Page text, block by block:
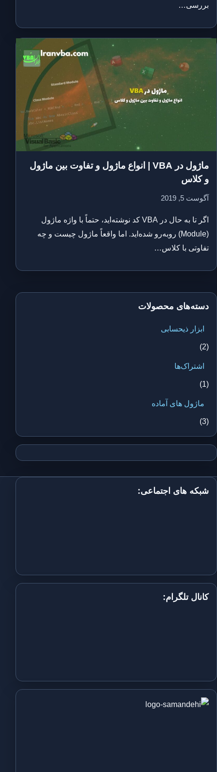
بررسی…
ماژول در VBA | انواع ماژول و تفاوت بین ماژول
و کلاس
آگوست 5, 2019
اگر تا به حال در VBA کد نوشته‌اید، حتماً با واژه ماژول
(Module) روبه‌رو شده‌اید. اما واقعاً ماژول چیست و چه
تفاوتی با کلاس…
دسته‌های محصولات
ابزار ذیحسابی
(2)
اشتراک‌ها
(1)
ماژول های آماده
(3)
شبکه های اجتماعی:
کانال تلگرام: